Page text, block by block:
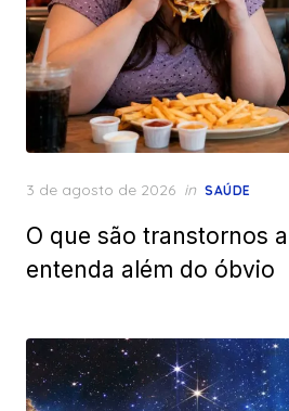
Posted
3 de agosto de 2026 in SAÚDE
O que são transtornos
entenda além do óbvio